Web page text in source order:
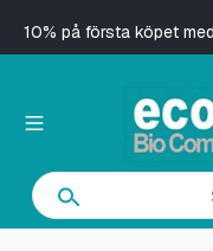
10% på första köpet